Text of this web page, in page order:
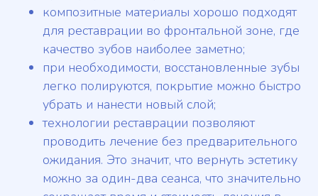
композитные материалы хорошо подходят
для реставрации во фронтальной зоне, где
качество зубов наиболее заметно;
при необходимости, восстановленные зубы
легко полируются, покрытие можно быстро
убрать и нанести новый слой;
технологии реставрации позволяют
проводить лечение без предварительного
ожидания. Это значит, что вернуть эстетику
можно за один-два сеанса, что значительно